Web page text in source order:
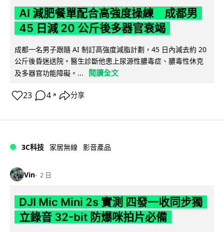
AI 減肥餐單配合高強度操練 成都男
45 日減 20 公斤後多器官衰竭
成都一名男子跟隨 AI 制訂高強度減脂計劃，45 日內減去約 20
公斤後昏迷送院。醫生診斷他患上尿源性膿毒症、膿毒性休克
及多器官功能障礙。...
閱讀全文
23 4 ↗ 分享
3C科技 家居無線 影音產品
Vin 2 日
DJI Mic Mini 2s 實測 四發一收同步獨
立錄音 32-bit 防爆咪拍片必備